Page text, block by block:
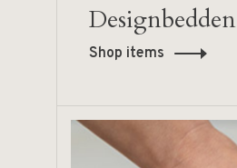
Designbedden
Shop items